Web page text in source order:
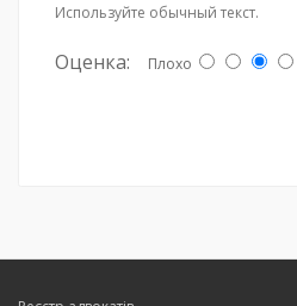
Используйте обычный текст.
Оценка: Плохо